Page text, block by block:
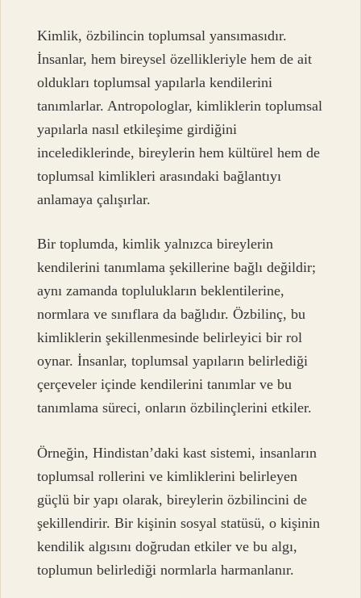
Kimlik, özbilincin toplumsal yansımasıdır.
İnsanlar, hem bireysel özellikleriyle hem de ait
oldukları toplumsal yapılarla kendilerini
tanımlarlar. Antropologlar, kimliklerin toplumsal
yapılarla nasıl etkileşime girdiğini
incelediklerinde, bireylerin hem kültürel hem de
toplumsal kimlikleri arasındaki bağlantıyı
anlamaya çalışırlar.
Bir toplumda, kimlik yalnızca bireylerin
kendilerini tanımlama şekillerine bağlı değildir;
aynı zamanda toplulukların beklentilerine,
normlara ve sınıflara da bağlıdır. Özbilinç, bu
kimliklerin şekillenmesinde belirleyici bir rol
oynar. İnsanlar, toplumsal yapıların belirlediği
çerçeveler içinde kendilerini tanımlar ve bu
tanımlama süreci, onların özbilinçlerini etkiler.
Örneğin, Hindistan’daki kast sistemi, insanların
toplumsal rollerini ve kimliklerini belirleyen
güçlü bir yapı olarak, bireylerin özbilincini de
şekillendirir. Bir kişinin sosyal statüsü, o kişinin
kendilik algısını doğrudan etkiler ve bu algı,
toplumun belirlediği normlarla harmanlanır.